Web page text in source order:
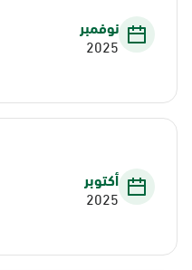
نوفمبر
2025
أكتوبر
2025